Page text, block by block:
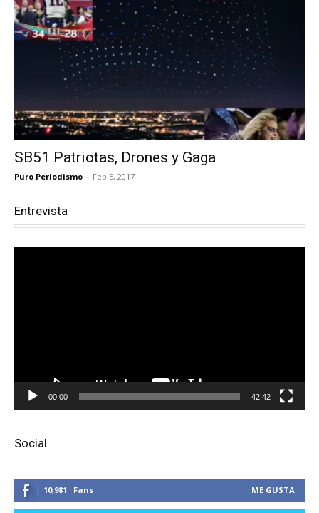
SB51 Patriotas, Drones y Gaga
Puro Periodismo - Feb 5, 2017
Entrevista
00:00 42:42
Social
10,981 Fans ME GUSTA